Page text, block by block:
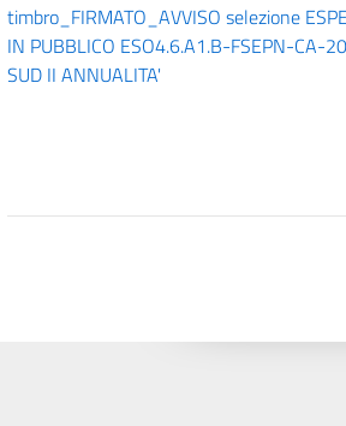
timbro_FIRMATO_AVVISO selezione
IN PUBBLICO ESO4.6.A1.B-FSEPN-CA-
SUD II ANNUALITA'